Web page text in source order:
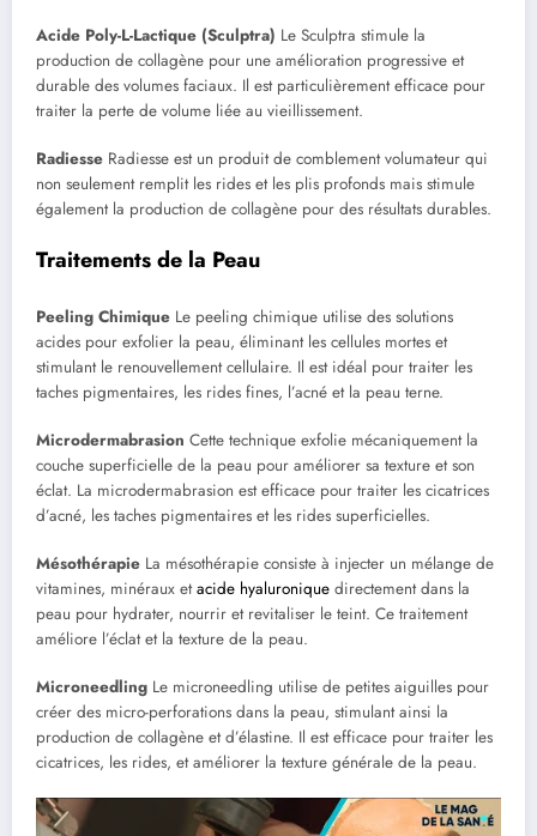
Acide Poly-L-Lactique (Sculptra) Le Sculptra stimule la
production de collagène pour une amélioration progressive et
durable des volumes faciaux. Il est particulièrement efficace pour
traiter la perte de volume liée au vieillissement.
Radiesse Radiesse est un produit de comblement volumateur qui
non seulement remplit les rides et les plis profonds mais stimule
également la production de collagène pour des résultats durables.
Traitements de la Peau
Peeling Chimique Le peeling chimique utilise des solutions
acides pour exfolier la peau, éliminant les cellules mortes et
stimulant le renouvellement cellulaire. Il est idéal pour traiter les
taches pigmentaires, les rides fines, l’acné et la peau terne.
Microdermabrasion Cette technique exfolie mécaniquement la
couche superficielle de la peau pour améliorer sa texture et son
éclat. La microdermabrasion est efficace pour traiter les cicatrices
d’acné, les taches pigmentaires et les rides superficielles.
Mésothérapie La mésothérapie consiste à injecter un mélange de
vitamines, minéraux etacide hyaluronique directement dans la
peau pour hydrater, nourrir et revitaliser le teint. Ce traitement
améliore l’éclat et la texture de la peau.
Microneedling Le microneedling utilise de petites aiguilles pour
créer des micro-perforations dans la peau, stimulant ainsi la
production de collagène et d’élastine. Il est efficace pour traiter les
cicatrices, les rides, et améliorer la texture générale de la peau.